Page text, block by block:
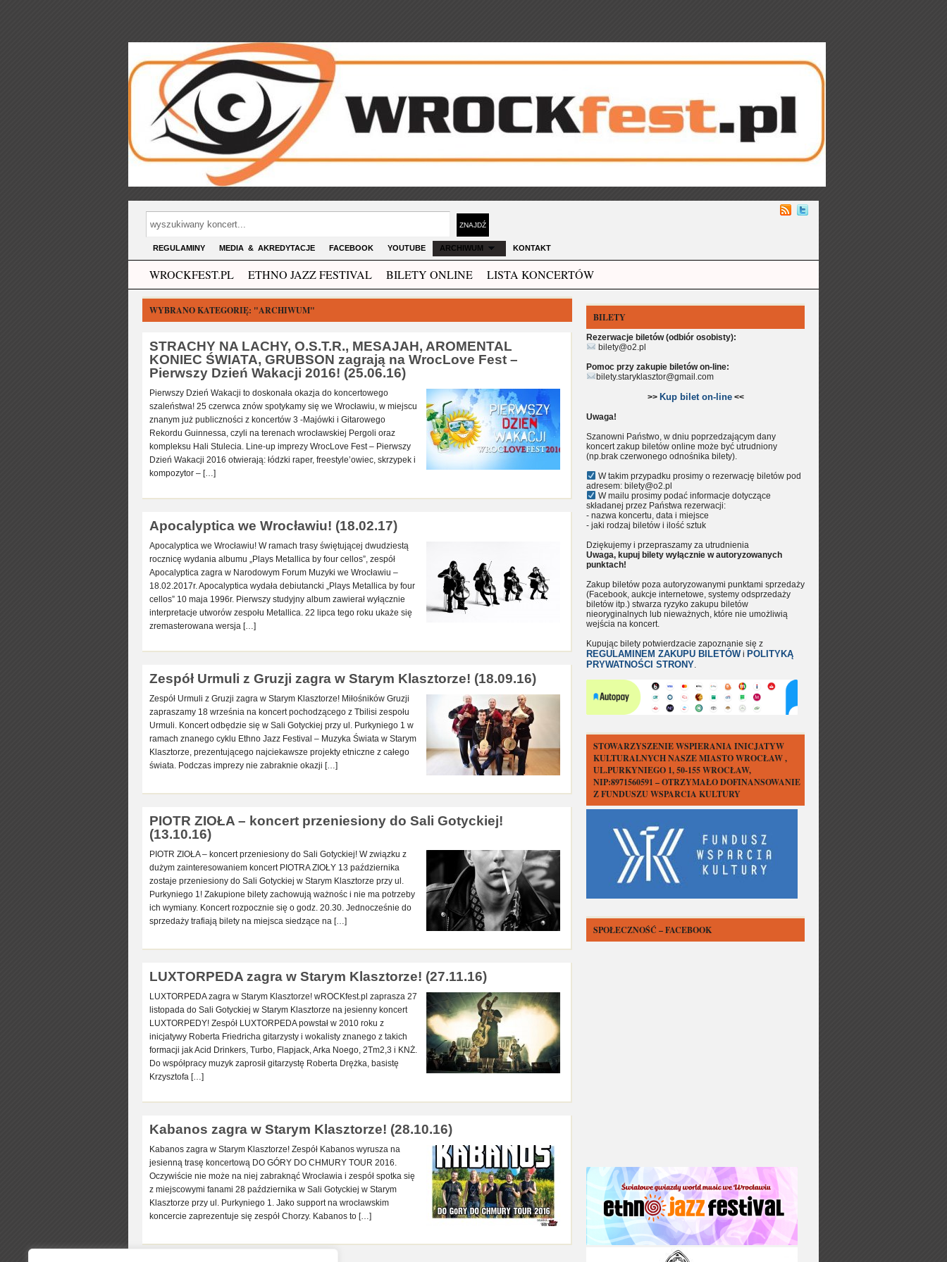
REGULAMINY MEDIA & AKREDYTACJE FACEBOOK YOUTUBE ARCHIWUM KONTAKT
WROCKFEST.PL ETHNO JAZZ FESTIVAL BILETY ONLINE LISTA KONCERTÓW
BILETY
Rezerwacje biletów (odbiór osobisty):
bilety@o2.pl
Pomoc przy zakupie biletów on-line:
bilety.staryklasztor@gmail.com
>> Kup bilet on-line<<
Uwaga!
Szanowni Państwo, w dniu poprzedzającym dany
koncert zakup biletów online może być utrudniony
(np.brak czerwonego odnośnika bilety).
W takim przypadku prosimy o rezerwację biletów pod
adresem: bilety@o2.pl
W mailu prosimy podać informacje dotyczące
składanej przez Państwa rezerwacji:
- nazwa koncertu, data i miejsce
- jaki rodzaj biletów i ilość sztuk
Dziękujemy i przepraszamy za utrudnienia
Uwaga, kupuj bilety wyłącznie w autoryzowanych
punktach!
Zakup biletów poza autoryzowanymi punktami sprzedaży
(Facebook, aukcje internetowe, systemy odsprzedaży
biletów itp.) stwarza ryzyko zakupu biletów
nieoryginalnych lub nieważnych, które nie umożliwią
wejścia na koncert.
Kupując bilety potwierdzacie zapoznanie się z
REGULAMINEM ZAKUPU BILETÓW i POLITYKĄ
PRYWATNOŚCI STRONY.
STOWARZYSZENIE WSPIERANIA INICJATYW
KULTURALNYCH NASZE MIASTO WROCŁAW ,
UL.PURKYNIEGO 1, 50-155 WROCŁAW,
NIP:8971560591 – OTRZYMAŁO DOFINANSOWANIE
Z FUNDUSZU WSPARCIA KULTURY
SPOŁECZNOŚĆ – FACEBOOK
WYBRANO KATEGORIĘ: "ARCHIWUM"
STRACHY NA LACHY, O.S.T.R., MESAJAH, AROMENTAL
KONIEC ŚWIATA, GRUBSON zagrają na WrocLove Fest –
Pierwszy Dzień Wakacji 2016! (25.06.16)
Pierwszy Dzień Wakacji to doskonała okazja do koncertowego
szaleństwa! 25 czerwca znów spotykamy się we Wrocławiu, w miejscu
znanym już publiczności z koncertów 3 -Majówki i Gitarowego
Rekordu Guinnessa, czyli na terenach wrocławskiej Pergoli oraz
kompleksu Hali Stulecia. Line-up imprezy WrocLove Fest – Pierwszy
Dzień Wakacji 2016 otwierają: łódzki raper, freestyle’owiec, skrzypek i
kompozytor – […]
Apocalyptica we Wrocławiu! (18.02.17)
Apocalyptica we Wrocławiu! W ramach trasy świętującej dwudziestą
rocznicę wydania albumu „Plays Metallica by four cellos”, zespół
Apocalyptica zagra w Narodowym Forum Muzyki we Wrocławiu –
18.02.2017r. Apocalyptica wydała debiutancki „Plays Metallica by four
cellos” 10 maja 1996r. Pierwszy studyjny album zawierał wyłącznie
interpretacje utworów zespołu Metallica. 22 lipca tego roku ukaże się
zremasterowana wersja […]
Zespół Urmuli z Gruzji zagra w Starym Klasztorze! (18.09.16)
Zespół Urmuli z Gruzji zagra w Starym Klasztorze! Miłośników Gruzji
zapraszamy 18 września na koncert pochodzącego z Tbilisi zespołu
Urmuli. Koncert odbędzie się w Sali Gotyckiej przy ul. Purkyniego 1 w
ramach znanego cyklu Ethno Jazz Festival – Muzyka Świata w Starym
Klasztorze, prezentującego najciekawsze projekty etniczne z całego
świata. Podczas imprezy nie zabraknie okazji […]
PIOTR ZIOŁA – koncert przeniesiony do Sali Gotyckiej!
(13.10.16)
PIOTR ZIOŁA – koncert przeniesiony do Sali Gotyckiej! W związku z
dużym zainteresowaniem koncert PIOTRA ZIOŁY 13 października
zostaje przeniesiony do Sali Gotyckiej w Starym Klasztorze przy ul.
Purkyniego 1! Zakupione bilety zachowują ważnośc i nie ma potrzeby
ich wymiany. Koncert rozpocznie się o godz. 20.30. Jednocześnie do
sprzedaży trafiają bilety na miejsca siedzące na […]
LUXTORPEDA zagra w Starym Klasztorze! (27.11.16)
LUXTORPEDA zagra w Starym Klasztorze! wROCKfest.pl zaprasza 27
listopada do Sali Gotyckiej w Starym Klasztorze na jesienny koncert
LUXTORPEDY! Zespół LUXTORPEDA powstał w 2010 roku z
inicjatywy Roberta Friedricha gitarzysty i wokalisty znanego z takich
formacji jak Acid Drinkers, Turbo, Flapjack, Arka Noego, 2Tm2,3 i KNŻ.
Do współpracy muzyk zaprosił gitarzystę Roberta Drężka, basistę
Krzysztofa […]
Kabanos zagra w Starym Klasztorze! (28.10.16)
Kabanos zagra w Starym Klasztorze! Zespół Kabanos wyrusza na
jesienną trasę koncertową DO GÓRY DO CHMURY TOUR 2016.
Oczywiście nie może na niej zabraknąć Wrocławia i zespół spotka się
z miejscowymi fanami 28 października w Sali Gotyckiej w Starym
Klasztorze przy ul. Purkyniego 1. Jako support na wrocławskim
koncercie zaprezentuje się zespół Chorzy. Kabanos to […]